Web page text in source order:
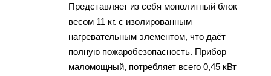
Представляет из себя монолитный блок
весом 11 кг. с изолированным
нагревательным элементом, что даёт
полную пожаробезопасность. Прибор
маломощный, потребляет всего 0,45 кВт